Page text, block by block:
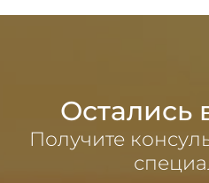
Остались
Получите